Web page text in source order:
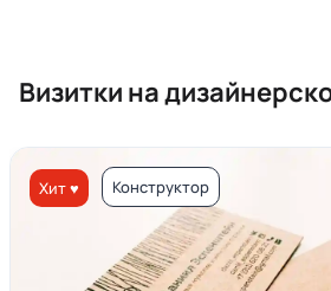
Визитки на
Хит ♥ Конструктор